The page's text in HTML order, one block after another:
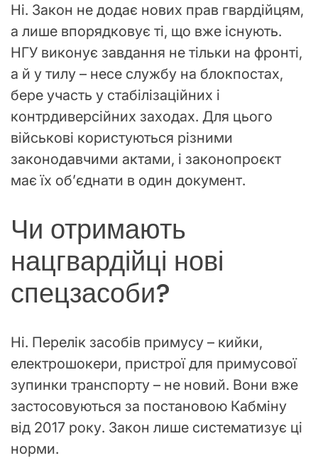
Ні. Закон не додає нових прав гвардійцям,
а лише впорядковує ті, що вже існують.
НГУ виконує завдання не тільки на фронті,
а й у тилу – несе службу на блокпостах,
бере участь у стабілізаційних і
контрдиверсійних заходах. Для цього
військові користуються різними
законодавчими актами, і законопроєкт
має їх об’єднати в один документ.
Чи отримають
нацгвардійці нові
спецзасоби?
Ні. Перелік засобів примусу – кийки,
електрошокери, пристрої для примусової
зупинки транспорту – не новий. Вони вже
застосовуються за постановою Кабміну
від 2017 року. Закон лише систематизує ці
норми.